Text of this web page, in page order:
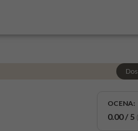
OCENA:
0.00/5 (